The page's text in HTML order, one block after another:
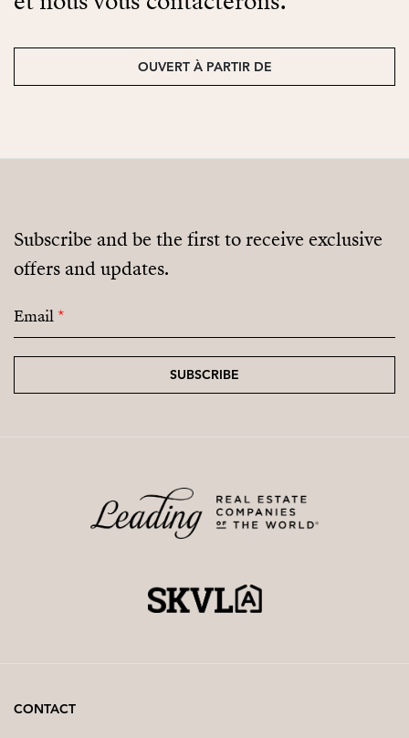
OUVERT À PARTIR DE
Subscribe and be the first to receive exclusive
offers and updates.
Email*
SUBSCRIBE
CONTACT